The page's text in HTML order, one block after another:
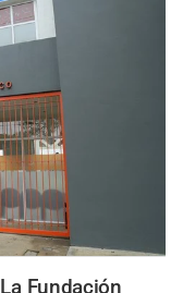
La Fundación